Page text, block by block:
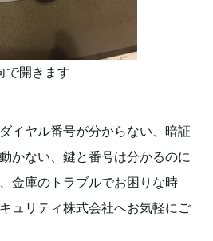
で開きます
イヤル番号が分からない、暗証
かない、鍵と番号は分かるのに
金庫のトラブルでお困りな時
ュリティ株式会社へお気軽にご